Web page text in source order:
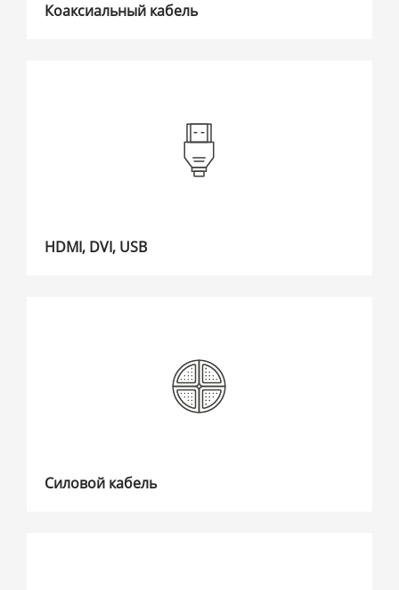
Коаксиальный кабель
HDMI, DVI, USB
Силовой кабель